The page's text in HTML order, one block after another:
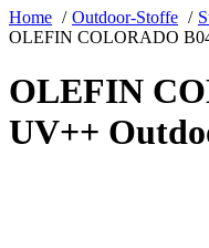
Home
Outdoor-Stoffe
OLEFIN COLORADO
OLEFIN
UV++